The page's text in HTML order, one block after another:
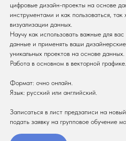
цифровые дизайн-проекты на основе
инструментами и как пользоваться,
визуализации данных.
Научу как использовать важные для
данные и применять ваши
уникальных проектов на основе данных.
Работа в основном в векторной графике.
Формат: очно онлайн.
Язык: русский или английский.
Записаться в лист предзаписи на
подать заявку на групповое обучение